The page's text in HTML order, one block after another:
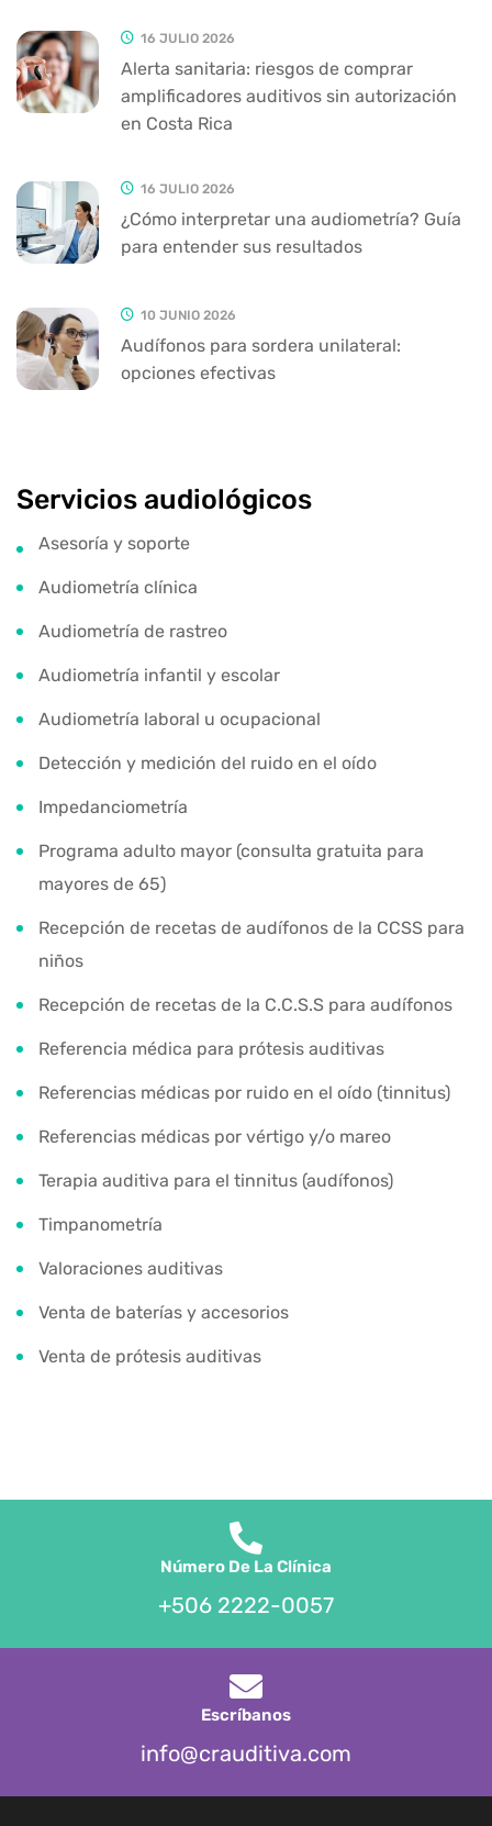
16 JULIO 2026
Alerta sanitaria: riesgos de comprar
amplificadores auditivos sin autorización
en Costa Rica
16 JULIO 2026
¿Cómo interpretar una audiometría? Guía
para entender sus resultados
10 JUNIO 2026
Audífonos para sordera unilateral:
opciones efectivas
Servicios audiológicos
Asesoría y soporte
Audiometría clínica
Audiometría de rastreo
Audiometría infantil y escolar
Audiometría laboral u ocupacional
Detección y medición del ruido en el oído
Impedanciometría
Programa adulto mayor (consulta gratuita para
mayores de 65)
Recepción de recetas de audífonos de la CCSS para
niños
Recepción de recetas de la C.C.S.S para audífonos
Referencia médica para prótesis auditivas
Referencias médicas por ruido en el oído (tinnitus)
Referencias médicas por vértigo y/o mareo
Terapia auditiva para el tinnitus (audífonos)
Timpanometría
Valoraciones auditivas
Venta de baterías y accesorios
Venta de prótesis auditivas
Número De La Clínica
+506 2222-0057
Escríbanos
info@crauditiva.com